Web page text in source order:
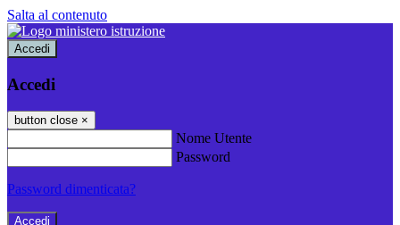
Salta al contenuto
Accedi
Accedi
button close ×
Nome Utente
Password
Password dimenticata?